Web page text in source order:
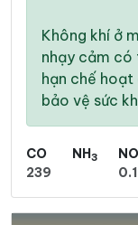
Không khí ở
nhạy cảm có
hạn chế
bảo vệ sức
CO
239
NH3
NO
0.1